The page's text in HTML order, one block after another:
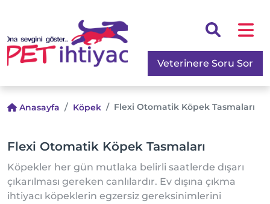
Veterinere Soru Sor
Anasayfa Köpek Flexi Otomatik Köpek Tasmaları
Flexi Otomatik Köpek Tasmaları
Köpekler her gün mutlaka belirli saatlerde dışarı
çıkarılması gereken canlılardır. Ev dışına çıkma
ihtiyacı köpeklerin egzersiz gereksinimlerini